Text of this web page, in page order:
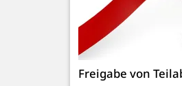
Freigabe von